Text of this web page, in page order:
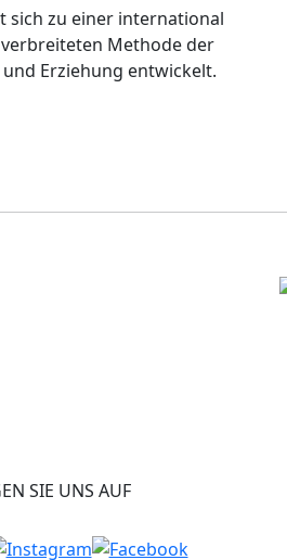
sich zu einer international
Methode der
Erziehung entwickelt.
SIE UNS AUF